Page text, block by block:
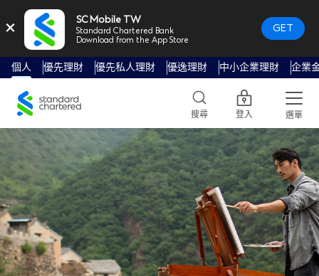
× SC Mobile TW
Standard Chartered Bank
Download from the App Store
GET
個人 優先理財 優先私人理財 優逸理財 中小企業理財 企業
Standard
Chartered
Logo,
Home
Page
Link
搜尋 登入 選單